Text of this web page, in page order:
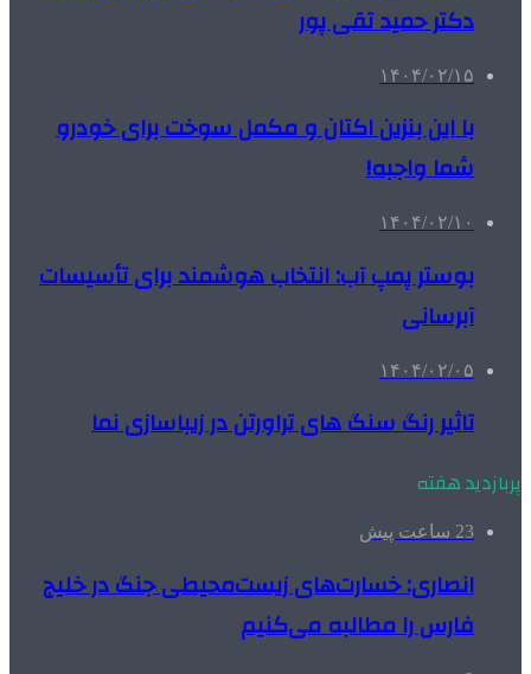
دکتر حمید تقی پور
۱۴۰۴/۰۲/۱۵
با این بنزین اکتان و مکمل سوخت برای خودرو
شما واجبه!
۱۴۰۴/۰۲/۱۰
بوستر پمپ آب: انتخاب هوشمند برای تأسیسات
آبرسانی
۱۴۰۴/۰۲/۰۵
تاثیر رنگ سنگ های تراورتن در زیباسازی نما
پربازدید هفته
23 ساعت پیش
انصاری: خسارت‌های زیست‌محیطی جنگ در خلیج
فارس را مطالبه‌ می‌کنیم